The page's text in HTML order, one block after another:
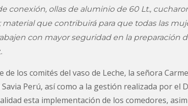
conexión, ollas de aluminio de 60 Lt.,
material que contribuirá para que todas las
con mayor seguridad en la preparación
de los comités del vaso de Leche, la señora
Perú, así como a la gestión realizada por el
esta implementación de los comedores,